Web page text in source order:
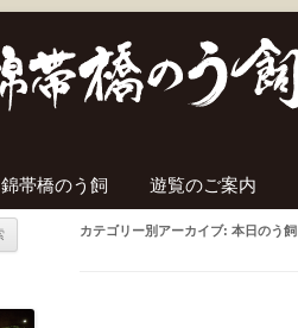
錦帯橋のう飼 遊覧のご案内
カテゴリー別アーカイブ: 本日のう飼